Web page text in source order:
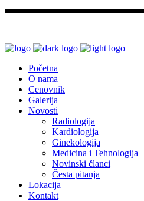
Početna
O nama
Cenovnik
Galerija
Novosti
Radiologija
Kardiologija
Ginekologija
Medicina i Tehnologija
Novinski članci
Česta pitanja
Lokacija
Kontakt